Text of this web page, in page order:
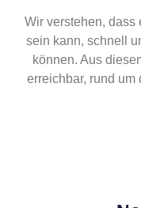
Wir verstehen, dass
sein kann, schnell
können. Aus
erreichbar, rund um